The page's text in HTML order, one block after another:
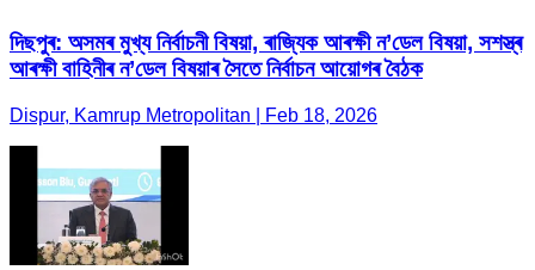
দিছপুৰ: অসমৰ মুখ্য নিৰ্বাচনী বিষয়া, ৰাজ্যিক আৰক্ষী ন’ডেল বিষয়া, সশস্ত্ৰ
আৰক্ষী বাহিনীৰ ন’ডেল বিষয়াৰ সৈতে নিৰ্বাচন আয়োগৰ বৈঠক
Dispur, Kamrup Metropolitan | Feb 18, 2026